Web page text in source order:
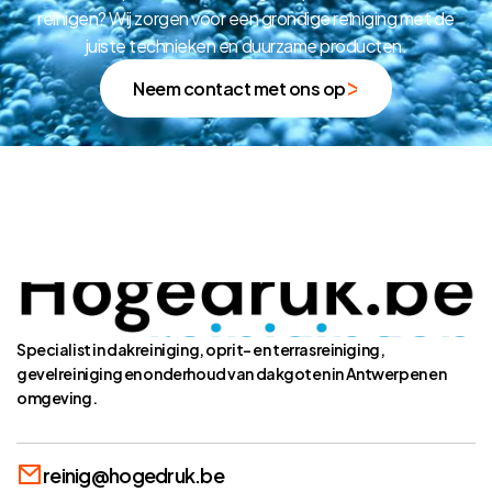
reinigen? Wij zorgen voor een grondige reiniging met de
juiste technieken en duurzame producten.
Neem contact met ons op
Specialist in dakreiniging, oprit- en terrasreiniging,
gevelreiniging en onderhoud van dakgoten in Antwerpen en
omgeving.
reinig@hogedruk.be